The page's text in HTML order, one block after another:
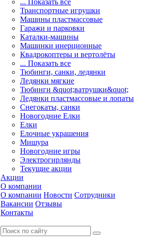
... Показать все
Транспортные игрушки
Машины пластмассовые
Гаражи и парковки
Каталки-машины
Машинки инерционные
Квадрокоптеры и вертолёты
... Показать все
Тюбинги, санки, ледянки
Ледянки мягкие
Тюбинги &quot;ватрушки&quot;
Ледянки пластмассовые и лопаты
Снегокаты, санки
Новогодние Елки
Елки
Елочные украшения
Мишура
Новогодние игры
Электрогирлянды
Текущие акции
Акции
О компании
О компании Новости Сотрудники
Вакансии Отзывы
Контакты